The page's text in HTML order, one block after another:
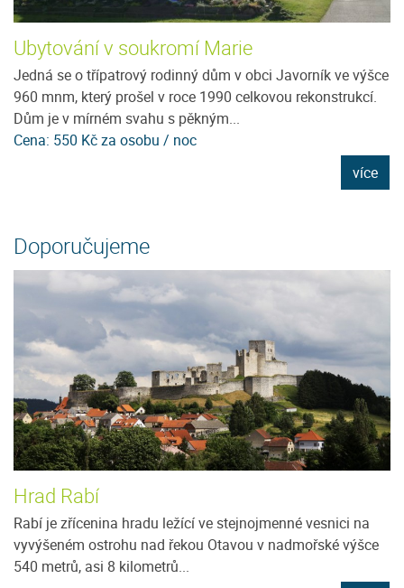
Ubytování v soukromí Marie
Jedná se o třípatrový rodinný dům v obci Javorník ve výšce
960 mnm, který prošel v roce 1990 celkovou rekonstrukcí.
Dům je v mírném svahu s pěkným...
Cena: 550 Kč za osobu / noc
více
Doporučujeme
Hrad Rabí
Rabí je zřícenina hradu ležící ve stejnojmenné vesnici na
vyvýšeném ostrohu nad řekou Otavou v nadmořské výšce
540 metrů, asi 8 kilometrů...